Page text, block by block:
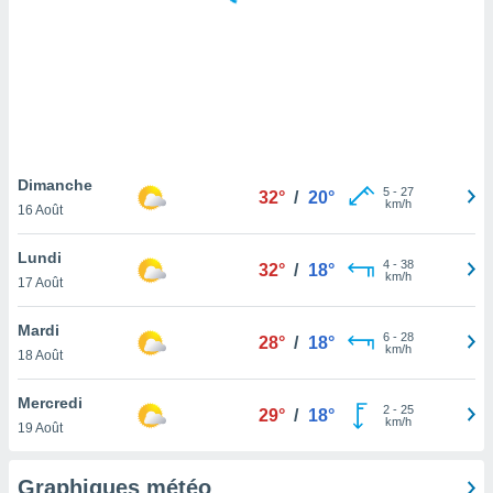
notre
que
et que
Dimanche
16 Août
32° / 20° 5- 27
km/h
Lundi
17 Août
32° / 18° 4- 38
km/h
Mardi
18 Août
28° / 18° 6- 28
km/h
Mercredi
19 Août
29° / 18° 2- 25
km/h
Graphiques météo